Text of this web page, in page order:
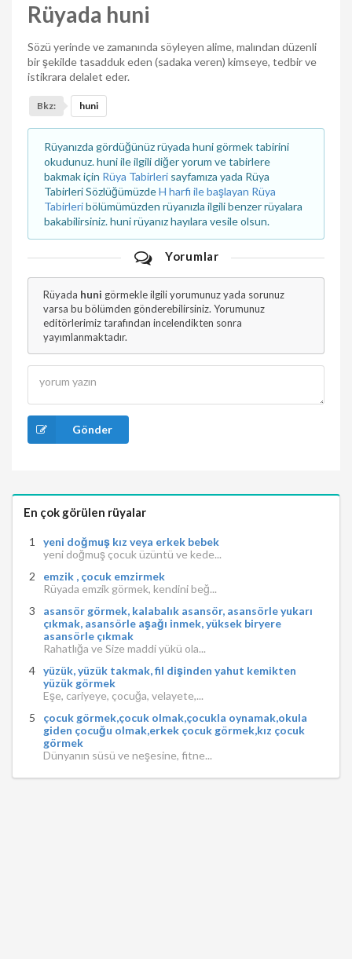
Rüyada huni
Sözü yerinde ve zamanında söyleyen alime, malından düzenli
bir şekilde tasadduk eden (sadaka veren) kimseye, tedbir ve
istikrara delalet eder.
Bkz: huni
Rüyanızda gördüğünüz rüyada huni görmek tabirini
okudunuz. huni ile ilgili diğer yorum ve tabirlere
bakmak için Rüya Tabirleri sayfamıza yada Rüya
Tabirleri SözlüğümüzdeH harfi ile başlayan Rüya
Tabirleribölümümüzden rüyanızla ilgili benzer rüyalara
bakabilirsiniz. huni rüyanız hayılara vesile olsun.
Yorumlar
Rüyada huni görmekle ilgili yorumunuz yada sorunuz
varsa bu bölümden gönderebilirsiniz. Yorumunuz
editörlerimiz tarafından incelendikten sonra
yayımlanmaktadır.
Gönder
En çok görülen rüyalar
yeni doğmuş kız veya erkek bebek
yeni doğmuş çocuk üzüntü ve kede...
emzik , çocuk emzirmek
Rüyada emzik görmek, kendini beğ...
asansör görmek, kalabalık asansör, asansörle yukarı
çıkmak, asansörle aşağı inmek, yüksek biryere
asansörle çıkmak
Rahatlığa ve Size maddi yükü ola...
yüzük, yüzük takmak, fil dişinden yahut kemikten
yüzük görmek
Eşe, cariyeye, çocuğa, velayete,...
çocuk görmek,çocuk olmak,çocukla oynamak,okula
giden çocuğu olmak,erkek çocuk görmek,kız çocuk
görmek
Dünyanın süsü ve neşesine, fitne...